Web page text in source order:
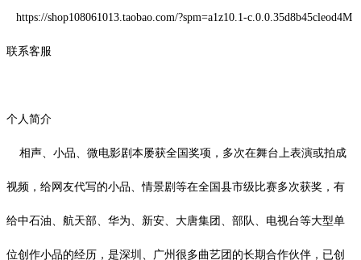
https://shop108061013.taobao.com/?spm=a1z10.1-c.0.0.35d8b45cleod4M
联系客服
个人简介
相声、小品、微电影剧本屡获全国奖项，多次在舞台上表演或拍成
视频，给网友代写的小品、情景剧等在全国县市级比赛多次获奖，有
给中石油、航天部、华为、新安、大唐集团、部队、电视台等大型单
位创作小品的经历，是深圳、广州很多曲艺团的长期合作伙伴，已创